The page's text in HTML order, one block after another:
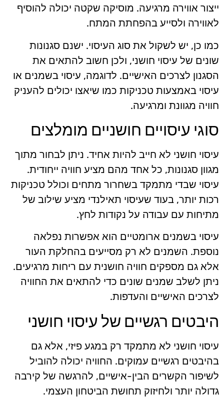
ייצור אווירה מרגיעה. מוסיקה שקטה יכולה להוסיף
לאווירה ולסייע בהפחתת המתח.
כמו כן, יש לשקול את סוג העיסוי. ישנם סגנונות
שונים של עיסוי חושני, ולכן חשוב להתאים את
הסגנון לצרכים האישיים. לדוגמה, עיסוי בשמנים או
עיסוי באמצעות טכניקות כמו שיאצו יכולים להעניק
חוויה מגוונת ומרגיעה.
סוגי עיסויים חושניים מומלצים
עיסוי חושני לא חייב להיות אחיד. ניתן לבחור מתוך
מגוון סגנונות, כל אחד מהם מציע חוויה ייחודית.
עיסוי שבדי מתמקד בשחרור מתחים וכולל טכניקות
רכות יותר, בעוד שעיסוי תאילנדי מציע שילוב של
מתיחות עם עבודה על נקודות לחץ.
עיסוי בשמנים ארומטיים הוא אפשרות נפלאה
נוספת. השמנים לא רק מסייעים בהחלקת העור
אלא גם מספקים חוויה חושנית עם ריחות מרגיעים.
ניתן לשלב שמנים שונים כדי להתאים את החוויה
לצרכים האישיים והעדפות.
היבטים רגשיים של עיסוי חושני
עיסוי חושני לא מתמקד רק במגע פיזי, אלא גם
בהיבטים רגשיים עמוקים. החוויה יכולה להוביל
לשיפור הקשרים הבין-אישיים, להרגשה של קירבה
גדולה יותר ולחיזוק תחושת הביטחון העצמי.